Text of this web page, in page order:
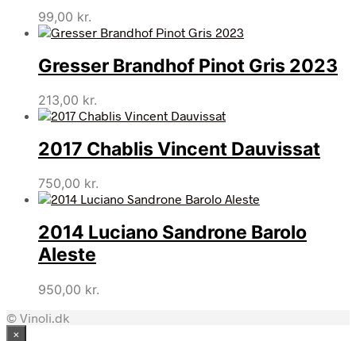
99,00 kr.
Gresser Brandhof Pinot Gris 2023
213,00 kr.
2017 Chablis Vincent Dauvissat
750,00 kr.
2014 Luciano Sandrone Barolo
Aleste
950,00 kr.
© Vinoli.dk
×